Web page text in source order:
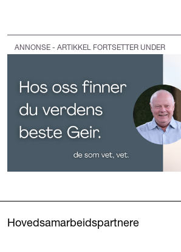
ANNONSE - ARTIKKEL FORTSETTER UNDER
Hovedsamarbeidspartnere